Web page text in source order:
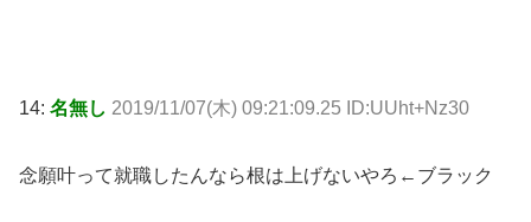
14: 名無し 2019/11/07(木) 09:21:09.25 ID:UUht+Nz30
念願叶って就職したんなら根は上げないやろ←ブラック